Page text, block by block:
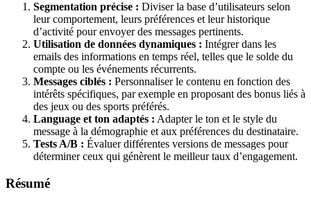
Segmentation précise : Diviser la base d’utilisateurs selon
leur comportement, leurs préférences et leur historique
d’activité pour envoyer des messages pertinents.
Utilisation de données dynamiques : Intégrer dans les
emails des informations en temps réel, telles que le solde du
compte ou les événements récurrents.
Messages ciblés : Personnaliser le contenu en fonction des
intérêts spécifiques, par exemple en proposant des bonus liés à
des jeux ou des sports préférés.
Language et ton adaptés : Adapter le ton et le style du
message à la démographie et aux préférences du destinataire.
Tests A/B : Évaluer différentes versions de messages pour
déterminer ceux qui génèrent le meilleur taux d’engagement.
Résumé